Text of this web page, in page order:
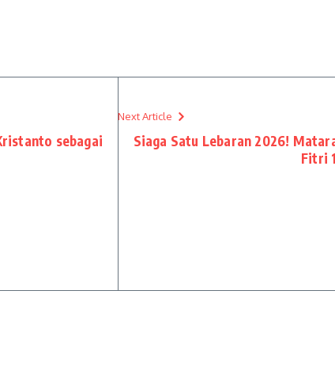
sebagai
Next Article
Siaga Satu Lebaran 2026!
Fitri